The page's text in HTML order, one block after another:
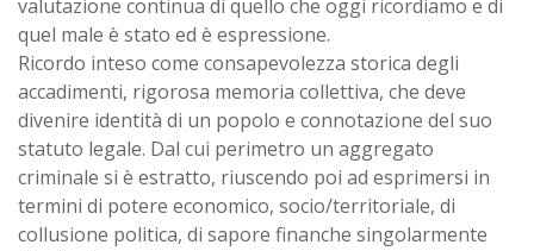
valutazione continua di quello che oggi ricordiamo e di
quel male è stato ed è espressione.
Ricordo inteso come consapevolezza storica degli
accadimenti, rigorosa memoria collettiva, che deve
divenire identità di un popolo e connotazione del suo
statuto legale. Dal cui perimetro un aggregato
criminale si è estratto, riuscendo poi ad esprimersi in
termini di potere economico, socio/territoriale, di
collusione politica, di sapore finanche singolarmente